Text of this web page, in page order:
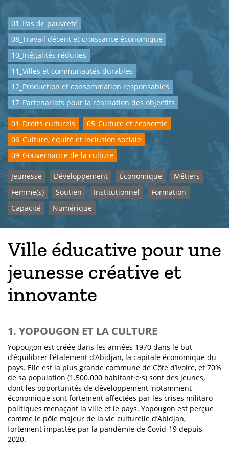
01_Pas de pauvreté
08_Travail décent et croissance économique
10_Inégalités réduites
11_Villes et communautés durables
12_Production et consommation responsables
17_Partenariats pour la réalisation des objectifs
01_Droits culturels
05_Culture et économie
06_Culture, équité et inclusion sociale
09_Gouvernance de la culture
Jeunesse Développement Économique
Métiers
Femme(s)
Soutien Institutionnel
Formation
Capacité
Numérique
Ville éducative pour une
jeunesse créative et
innovante
1. YOPOUGON ET LA CULTURE
Yopougon est créée dans les années 1970 dans le but
d’équilibrer l’étalement d’Abidjan, la capitale économique du
pays. Elle est la plus grande commune de Côte d’Ivoire, et 70%
de sa population (1.500.000 habitant·e·s) sont des jeunes,
dont les opportunités de développement, notamment
économique sont fortement affectées par les crises militaro-
politiques menaçant la ville et le pays. Yopougon est perçue
comme le pôle majeur de la vie culturelle d’Abidjan,
fortement impactée par la pandémie de Covid-19 depuis
2020.